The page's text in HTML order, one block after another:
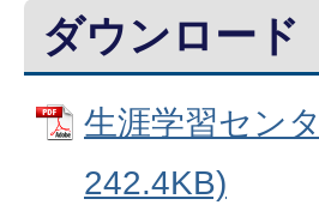
ダウンロード
生涯学習セン
242.4KB)